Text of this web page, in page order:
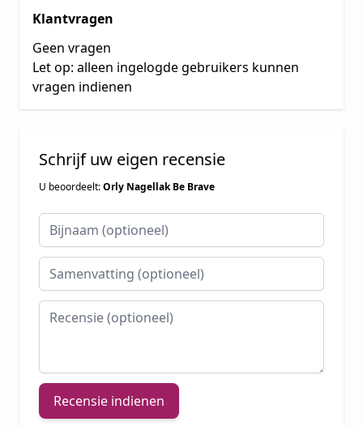
Klantvragen
Geen vragen
Let op: alleen ingelogde gebruikers kunnen
vragen indienen
Schrijf uw eigen recensie
U beoordeelt:Orly Nagellak Be Brave
Bijnaam
Samenvatting
Recensie
Recensie indienen